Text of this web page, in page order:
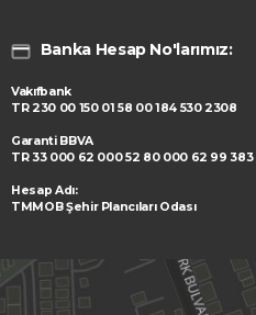
Banka Hesap No'larımız:
Vakıfbank
TR 230 00 150 01 58 00 184 530 2308
Garanti BBVA
TR 33 000 62 000 52 80 000 62 99 383
Hesap Adı:
TMMOB Şehir Plancıları Odası